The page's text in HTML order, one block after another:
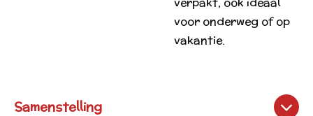
voor onderweg of op
vakantie.
Samenstelling